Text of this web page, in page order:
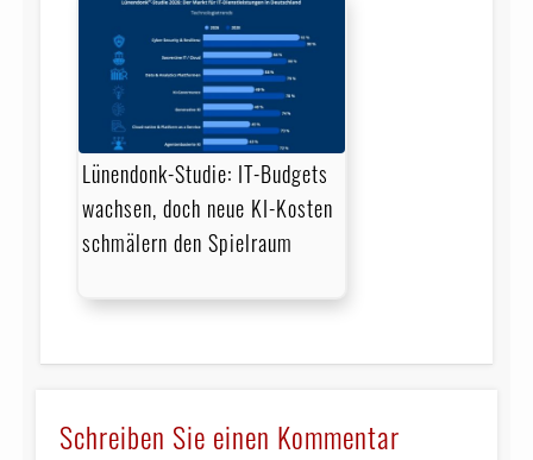
Lünendonk-Studie: IT-Budgets
wachsen, doch neue KI-Kosten
schmälern den Spielraum
Schreiben Sie einen Kommentar